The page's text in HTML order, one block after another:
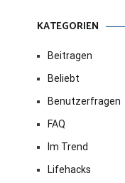
KATEGORIEN
Beitragen
Beliebt
Benutzerfragen
FAQ
Im Trend
Lifehacks